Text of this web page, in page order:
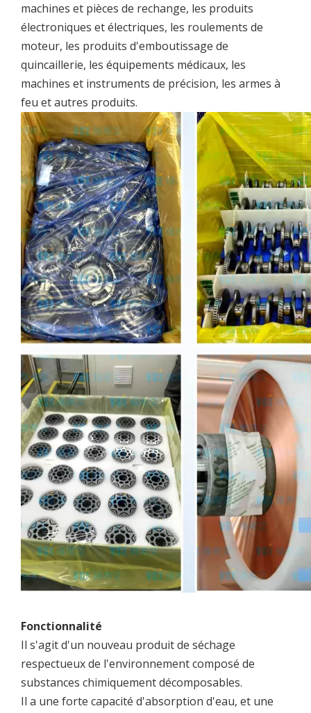
machines et pièces de rechange, les produits
électroniques et électriques, les roulements de
moteur, les produits d'emboutissage de
quincaillerie, les équipements médicaux, les
machines et instruments de précision, les armes à
feu et autres produits.
Fonctionnalité
Il s'agit d'un nouveau produit de séchage
respectueux de l'environnement composé de
substances chimiquement décomposables.
Il a une forte capacité d'absorption d'eau, et une